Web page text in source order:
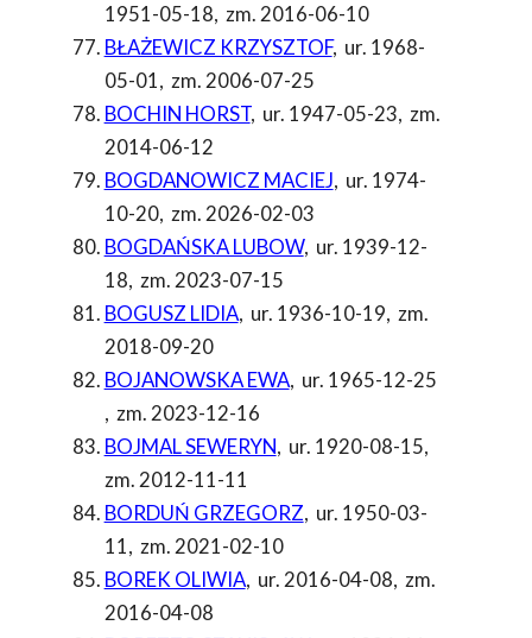
1951-05-18, zm. 2016-06-10
BŁAŻEWICZ KRZYSZTOF, ur. 1968-
05-01, zm. 2006-07-25
BOCHIN HORST, ur. 1947-05-23, zm.
2014-06-12
BOGDANOWICZ MACIEJ, ur. 1974-
10-20, zm. 2026-02-03
BOGDAŃSKA LUBOW, ur. 1939-12-
18, zm. 2023-07-15
BOGUSZ LIDIA, ur. 1936-10-19, zm.
2018-09-20
BOJANOWSKA EWA, ur. 1965-12-25
, zm. 2023-12-16
BOJMAL SEWERYN, ur. 1920-08-15,
zm. 2012-11-11
BORDUŃ GRZEGORZ, ur. 1950-03-
11, zm. 2021-02-10
BOREK OLIWIA, ur. 2016-04-08, zm.
2016-04-08